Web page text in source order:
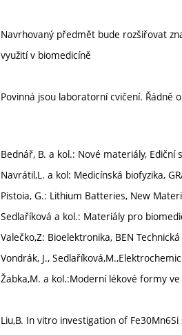
Navrhovaný předmět bude rozšiřovat
využití v biomedicíně
Povinná jsou laboratorní cvičení. Řádně
Bednář, B. a kol.: Nové materiály, Ediční
Navrátil,L. a kol: Medicínská biofyzika,
Pistoia, G.: Lithium Batteries, New
Sedlaříková a kol.: Materiály pro
Valečko,Z: Bioelektronika, BEN
Vondrák, J.,
Žabka,M. a kol.:Moderní lékové formy
Liu,B. In vitro investigation of